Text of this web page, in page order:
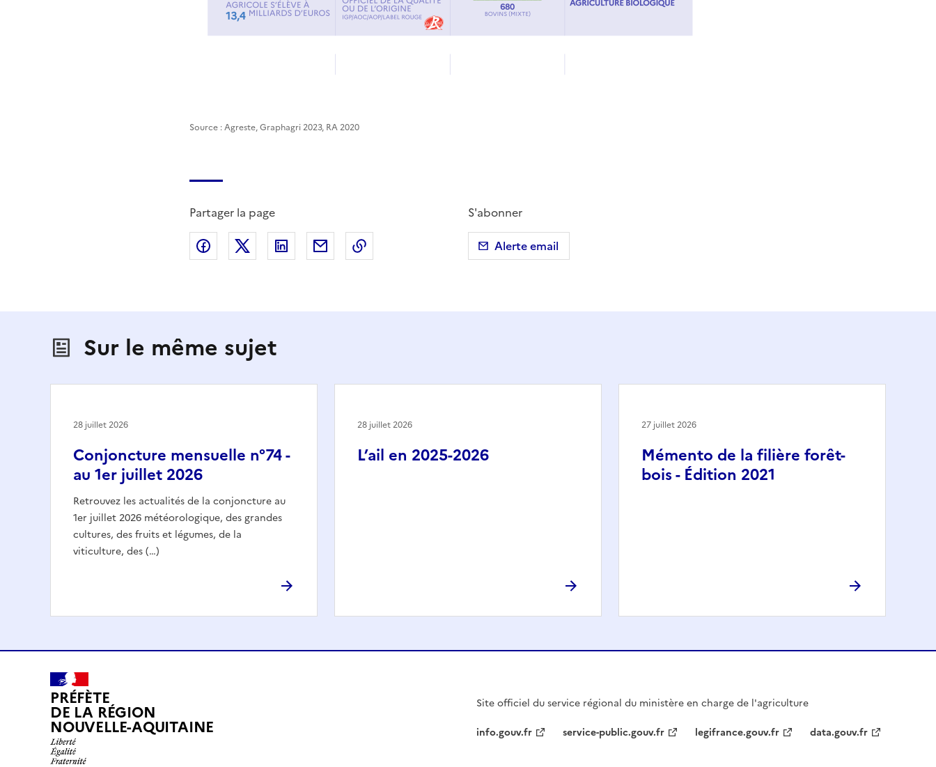
Source : Agreste, Graphagri 2023, RA 2020
Partager la page
Partager sur Facebook
Partager sur X (anciennement Twitter)
Partager sur LinkedIn
Partager par emailCopier dans le presse-papier
S'abonner
Alerte email
Sur le même sujet
Conjoncture mensuelle n°74 -
au 1er juillet 2026
Retrouvez les actualités de la conjoncture au
1er juillet 2026 météorologique, des grandes
cultures, des fruits et légumes, de la
viticulture, des (…)
28 juillet 2026
L’ail en 2025-2026
28 juillet 2026
Mémento de la filière forêt-
bois - Édition 2021
27 juillet 2026
PRÉFÈTE
DE LA RÉGION
NOUVELLE-AQUITAINE
Site officiel du service régional du ministère en charge de l'agriculture
info.gouv.fr
service-public.gouv.fr legifrance.gouv.fr data.gouv.fr